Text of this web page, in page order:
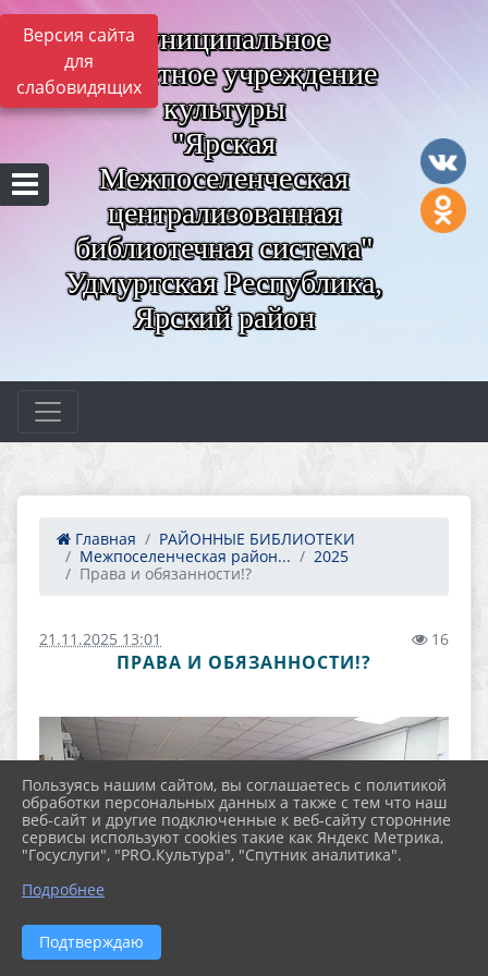
Версия сайта
для
слабовидящих
Муниципальное
бюджетное учреждение
культуры
"Ярская
Межпоселенческая
централизованная
библиотечная система"
Удмуртская Республика,
Ярский район
Главная
РАЙОННЫЕ БИБЛИОТЕКИ
Межпоселенческая район...
2025
Права и обязанности!?
21.11.2025 13:01 16
ПРАВА И ОБЯЗАННОСТИ!?
Пользуясь нашим сайтом, вы соглашаетесь с политикой
обработки персональных данных а также с тем что наш
веб-сайт и другие подключенные к веб-сайту сторонние
сервисы используют cookies такие как Яндекс Метрика,
"Госуслуги", "PRO.Культура", "Спутник аналитика".
Подробнее
Подтверждаю